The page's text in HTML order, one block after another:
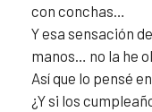
con conchas…
Y esa sensación
manos… no la he
Así que lo pensé
¿Y si los